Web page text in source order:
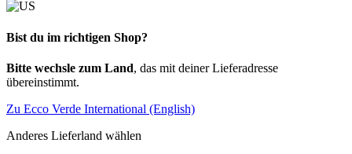
Bist du im richtigen Shop?
Bitte wechsle zum Land, das mit deiner Lieferadresse
übereinstimmt.
Zu Ecco Verde International (English)
Anderes Lieferland wählen